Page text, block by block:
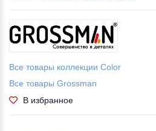
Все товары коллекции Color
Все товары Grossman
В избранное